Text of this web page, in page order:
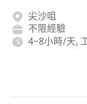
尖沙咀
不限經驗
4~8小時/天,